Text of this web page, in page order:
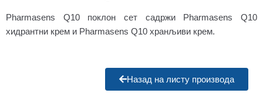
Pharmasens Q10 поклон сет садржи Pharmasens Q10
хидрантни крем и Pharmasens Q10 хранљиви крем.
Назад на листу производа